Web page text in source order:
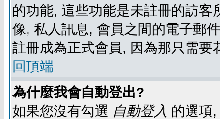
的功能, 這些功能是未註冊的訪
像, 私人訊息, 會員之間的電子郵
註冊成為正式會員, 因為那只需要
回頂端
為什麼我會自動登出?
如果您沒有勾選 自動登入 的選項